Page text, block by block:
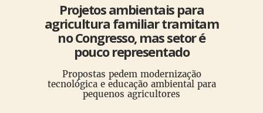
Projetos ambientais para
agricultura familiar tramitam
no Congresso, mas setor é
pouco representado
Propostas pedem modernização
tecnológica e educação ambiental para
pequenos agricultores